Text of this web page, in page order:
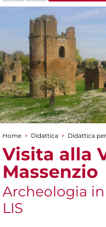
Tu sei qui
Home > Didattica > Didattica
Visita alla
Massenzio
Archeologia
LIS